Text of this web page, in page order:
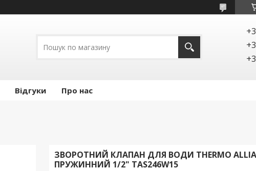
Відгуки Про нас
ЗВОРОТНИЙ КЛАПАН ДЛЯ ВОДИ THERMO
ПРУЖИННИЙ 1/2" TAS246W15